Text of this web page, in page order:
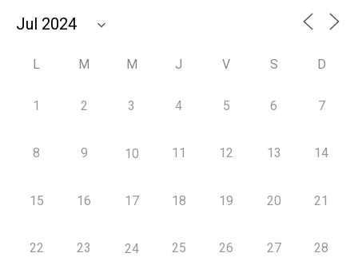
L M M J V S D
1 2 3 4 5 6 7
8 9 10 11 12 13 14
15 16 17 18 19 20 21
22 23 24 25 26 27 28